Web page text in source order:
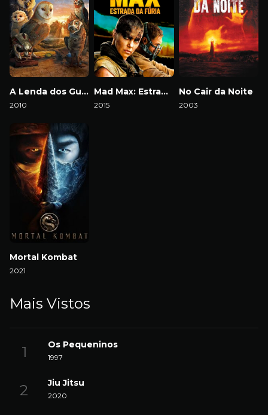
A Lenda dos Guardiões
2010
Mad Max: Estrada da Fúria
2015
No Cair da Noite
2003
Mortal Kombat
2021
Mais Vistos
Os Pequeninos
1997
Jiu Jitsu
2020